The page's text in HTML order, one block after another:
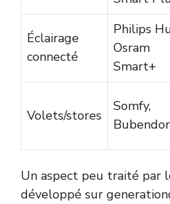
Éclairage
connecté
Philips
Osram
Smart+
Volets/stores
Somfy,
Un aspect peu traité par
développé sur